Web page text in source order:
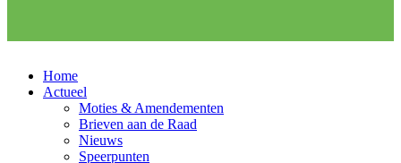
Home
Actueel
Moties & Amendementen
Brieven aan de Raad
Nieuws
Speerpunten